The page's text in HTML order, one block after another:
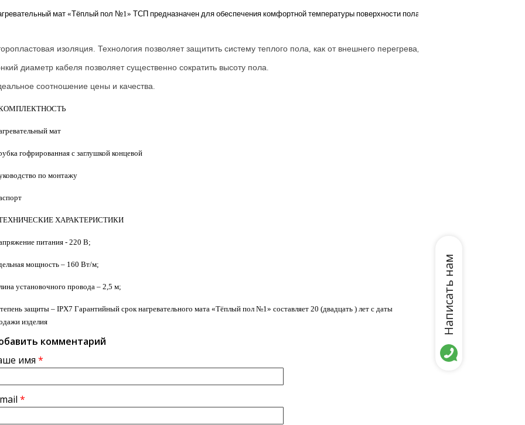
мат «Тёплый пол №1» ТСП предназначен для обеспечения комфортной температуры поверхности пола
изоляция. Технология позволяет защитить систему теплого пола, как от внешнего перегрева,
диаметр кабеля позволяет существенно сократить высоту пола.
соотношение цены и качества.
мат
гофрированная с заглушкой концевой
по монтажу
ХАРАКТЕРИСТИКИ
питания - 220 В;
мощность – 160 Вт/м;
установочного провода – 2,5 м;
защиты – IPX7 Гарантийный срок нагревательного мата «Тёплый пол №1» составляет 20 (двадцать ) лет с даты
изделия
комментарий
имя *
*
Написать нам